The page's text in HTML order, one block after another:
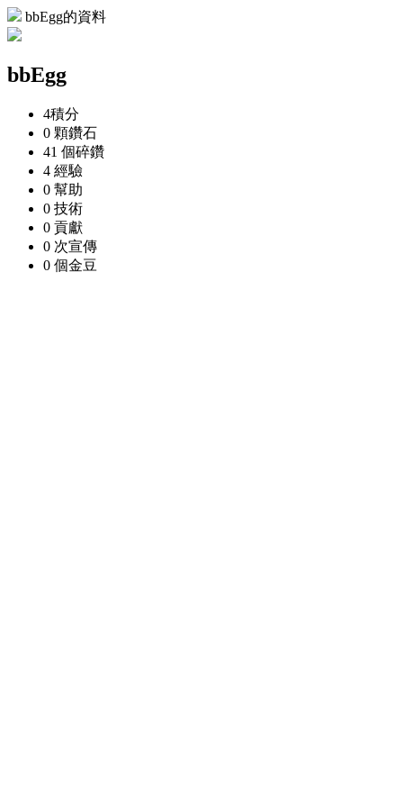
bbEgg的資料
bbEgg
4積分
0 顆鑽石
41 個碎鑽
4 經驗
0 幫助
0 技術
0 貢獻
0 次宣傳
0 個金豆